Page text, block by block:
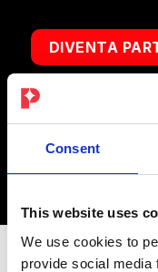
Consent
This website uses
We use cookies to
provide social media
DIVENTA